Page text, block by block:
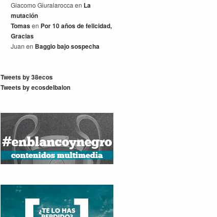
Giacomo Giuralarocca en La
mutación
Tomasen Por 10 años de felicidad,
Gracias
Juan en Baggio bajo sospecha
Tweets by 38ecos
Tweets by ecosdelbalon